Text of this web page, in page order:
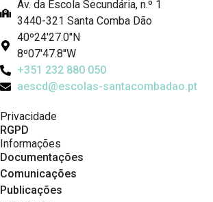
Av. da Escola Secundária, n.º 1
3440-321 Santa Comba Dão
40º24'27.0''N
8º07'47.8''W
+351 232 880 050
aescd@escolas-santacombadao.pt
Privacidade
RGPD
Informações
Documentações
Comunicações
Publicações